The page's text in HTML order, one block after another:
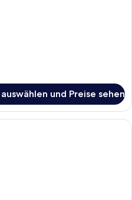
und Preise sehen
Ein Hotelzimmer mit zwei Betten,